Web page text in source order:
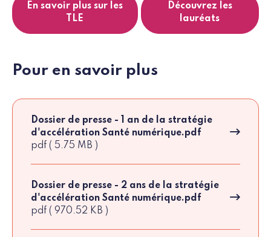
En savoir plus sur les
TLE
Découvrez les
lauréats
Pour en savoir plus
Dossier de presse - 1 an de la stratégie
d'accélération Santé numérique.pdf
pdf ( 5.75 MB )
Dossier de presse - 2 ans de la stratégie
d'accélération Santé numérique.pdf
pdf ( 970.52 KB )